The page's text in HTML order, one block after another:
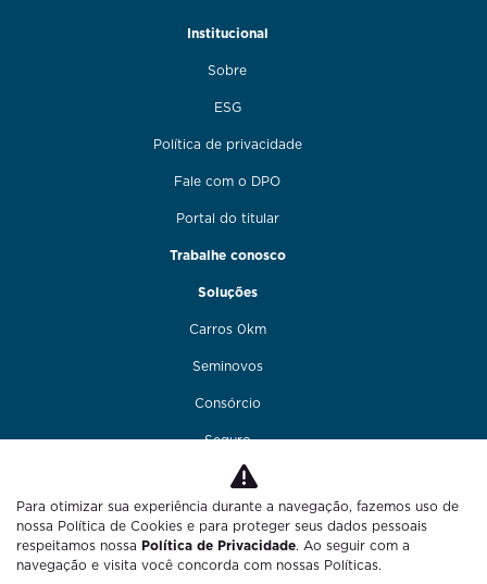
Institucional
Sobre
ESG
Política de privacidade
Fale com o DPO
Portal do titular
Trabalhe conosco
Soluções
Carros 0km
Seminovos
Consórcio
Seguro
Financiamento
Funilaria e pintura
Fale conosco
Para otimizar sua experiência durante a navegação, fazemos uso de
nossa Política de Cookies e para proteger seus dados pessoais
respeitamos nossa Política de Privacidade. Ao seguir com a
navegação e visita você concorda com nossas Políticas.